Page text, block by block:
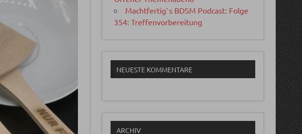
Machtfertig`s BDSM Podcast: Folge
354: Treffenvorbereitung
NEUESTE KOMMENTARE
ARCHIV